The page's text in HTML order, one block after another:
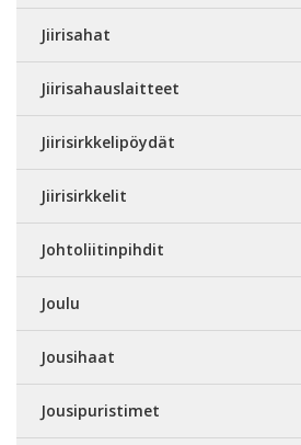
Jiirisahat
Jiirisahauslaitteet
Jiirisirkkelipöydät
Jiirisirkkelit
Johtoliitinpihdit
Joulu
Jousihaat
Jousipuristimet